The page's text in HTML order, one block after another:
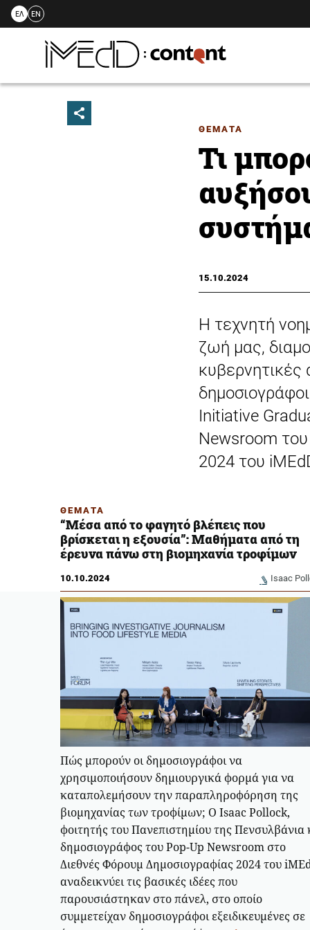
Skip
ΕΛ EN
ΘΕΜΑΤΑ
Τι
15.10.2024
Η τεχνητή
ζωή μας,
Initiative
Newsroom
2024 του
ΘΕΜΑΤΑ
“Μέσα από το φαγητό βλέπεις που
βρίσκεται η εξουσία”: Μαθήματα από τη
έρευνα πάνω στη βιομηχανία τροφίμων
10.10.2024 Isaac
Πώς μπορούν οι δημοσιογράφοι να
χρησιμοποιήσουν δημιουργικά φορμά για να
καταπολεμήσουν την παραπληροφόρηση της
βιομηχανίας των τροφίμων; Ο Isaac Pollock,
φοιτητής του Πανεπιστημίου της Πενσυλβάνια
δημοσιογράφος του Pop-Up Newsroom στο
Διεθνές Φόρουμ Δημοσιογραφίας 2024 του
αναδεικνύει τις βασικές ιδέες που
παρουσιάστηκαν στο πάνελ, στο οποίο
συμμετείχαν δημοσιογράφοι εξειδικευμένες σε